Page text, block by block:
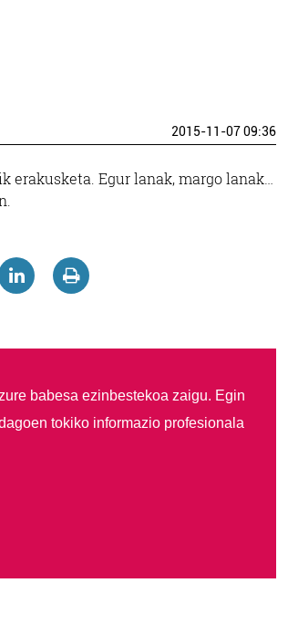
2015-11-07 09:36
Egur lanak, margo lanak…
babesa ezinbestekoa zaigu. Egin
tokiko informazio profesionala